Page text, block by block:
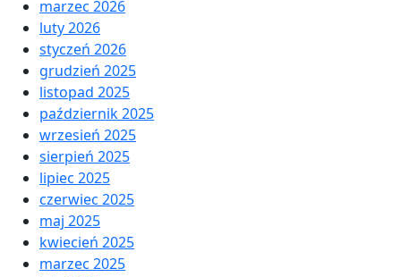
marzec 2026
luty 2026
styczeń 2026
grudzień 2025
listopad 2025
październik 2025
wrzesień 2025
sierpień 2025
lipiec 2025
czerwiec 2025
maj 2025
kwiecień 2025
marzec 2025